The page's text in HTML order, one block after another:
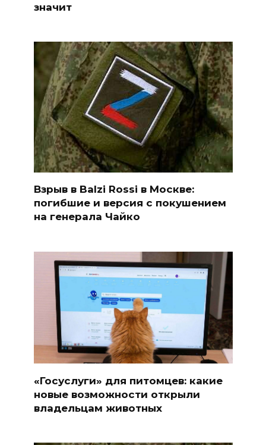
значит
Взрыв в Balzi Rossi в Москве:
погибшие и версия с покушением
на генерала Чайко
«Госуслуги» для питомцев: какие
новые возможности открыли
владельцам животных